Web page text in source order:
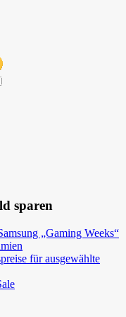
sparen
„Gaming Weeks“
für ausgewählte